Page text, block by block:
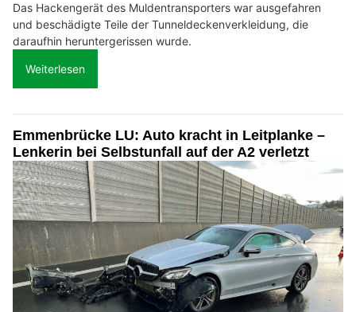
Das Hackengerät des Muldentransporters war ausgefahren
und beschädigte Teile der Tunneldeckenverkleidung, die
daraufhin heruntergerissen wurde.
Weiterlesen
Emmenbrücke LU: Auto kracht in Leitplanke –
Lenkerin bei Selbstunfall auf der A2 verletzt